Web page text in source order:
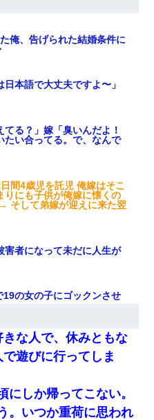
俺、告げられた結婚条件に
本語で大丈夫ですよ〜」
る？」嫁「臭いんだよ！
たい合ってる。で、なんで
間4歳児を託児 俺嫁はそこ
りにも子供が俺嫁に懐くの
そして弟嫁が迎えに来た翌
害者になって未だに人生が
の女の子にゴックンさせ
チで嬉しい
で400万の申し込み、私
旦那「娘たちが成人した
な人で、休みともな
遊びに行ってしま
にしか帰ってこない。
。いつか重荷に思われ